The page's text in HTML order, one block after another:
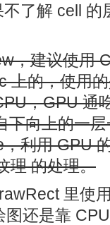
了解 cell 的
，建议使用
上的，使用
，GPU 通
下向上的一
利用 GPU
理 的处理。
里使
还是靠